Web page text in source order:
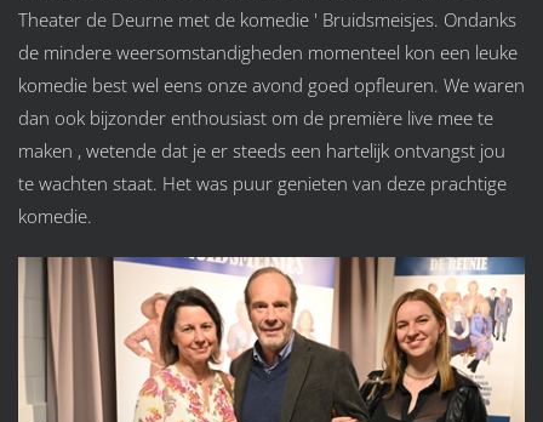
Theater de Deurne met de komedie ' Bruidsmeisjes. Ondanks
de mindere weersomstandigheden momenteel kon een leuke
komedie best wel eens onze avond goed opfleuren. We waren
dan ook bijzonder enthousiast om de première live mee te
maken , wetende dat je er steeds een hartelijk ontvangst jou
te wachten staat. Het was puur genieten van deze prachtige
komedie.